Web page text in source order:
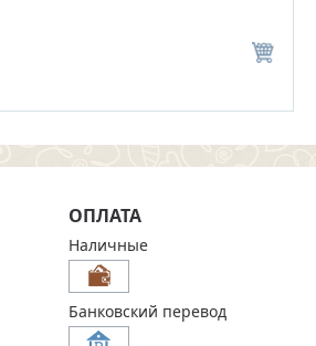
ОПЛАТА
Наличные
Банковский перевод